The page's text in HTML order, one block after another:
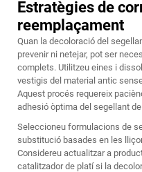
Estratègies de
reemplaçament
Quan la decoloració del
prevenir ni netejar, pot ser
complets. Utilitzeu eines i
vestigis del material antic
Aquest procés requereix
adhesió òptima del segellant
Seleccioneu formulacions de
substitució basades en les
Considereu actualitzar a
catalitzador de platí si la